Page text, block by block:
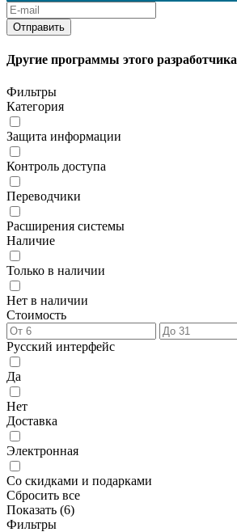
Другие программы этого разработчика
Фильтры
Категория
Защита информации
Контроль доступа
Переводчики
Расширения системы
Наличие
Только в наличии
Нет в наличии
Стоимость
Русский интерфейс
Да
Нет
Доставка
Электронная
Со скидками и подарками
Сбросить все
Показать (6)
Фильтры